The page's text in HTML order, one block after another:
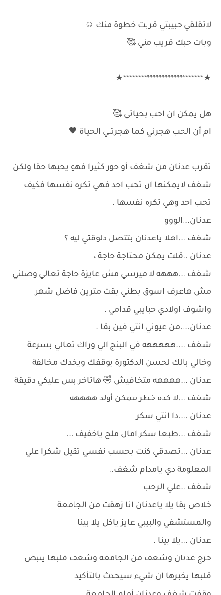
لاتقلقي حبيبتي قربت خطوة منك ⁦☺️⁩
وبات حبك قريب مني 🥰
★***************************★
هل يمكن ان احب بحياتي 🥰
ام أن الحب هجرني كما هجرتني الحياة 🖤
تقرب عدنان من شغف أو حور كثيرا فهو يحبها حقا ولكن
شغف لايمكنها ان تحب احد فهي تكره نفسها فكيف
تحب احد وهي تكره نفسها .
عدنان...الووو
شغف ...اهلا ياعدنان بتتصل دلوقتي ليه ؟
عدنان ..قلت يمكن محتاجة حاجة ،
شغف ...هههه لا ميرسي مش عايزة حاجة تعالي وصلني
مش هاعرف اسوق بطني بقت مترين فاضل شهر
واشوف اولادي حبايبي قدامي .
عدنان....من عيوني انتي فين بقا .
شغف ....هههههه في البنج الي وراك تعالي بسرعة
وخالي بالك لحسن الدكتورة يوقفك ويخدك مخالفة
عدنان ...ههههه متخافيش 🤣 هاتاخر بس عليكي دقيقة
شغف ...لا كده خطر ممكن أولد ههههه
عدنان ....دا انتي سكر
شغف ...طبعا سكر امال ملح ياخفيف ...
عدنان ...تصدقي كنت بحسب نفسي تقيل شكرا علي
المعلومة دي يامدام شغف..
شغف ..علي الرحب
خلاص بقا يلا ياعدنان انا زهقت من الجامعة
والمستشفي والبيبي عايز ياكل يلا بينا
عدنان ...يلا بينا .
خرج عدنان وشغف من الجامعة وشغف قلبها ينبض
قلبها يخبرها ان شيء سيحدث بالتأكيد